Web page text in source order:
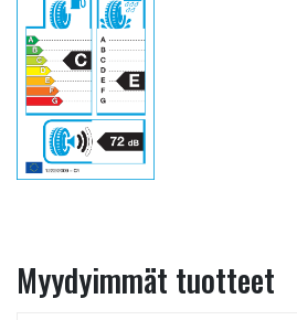
Myydyimmät tuotteet